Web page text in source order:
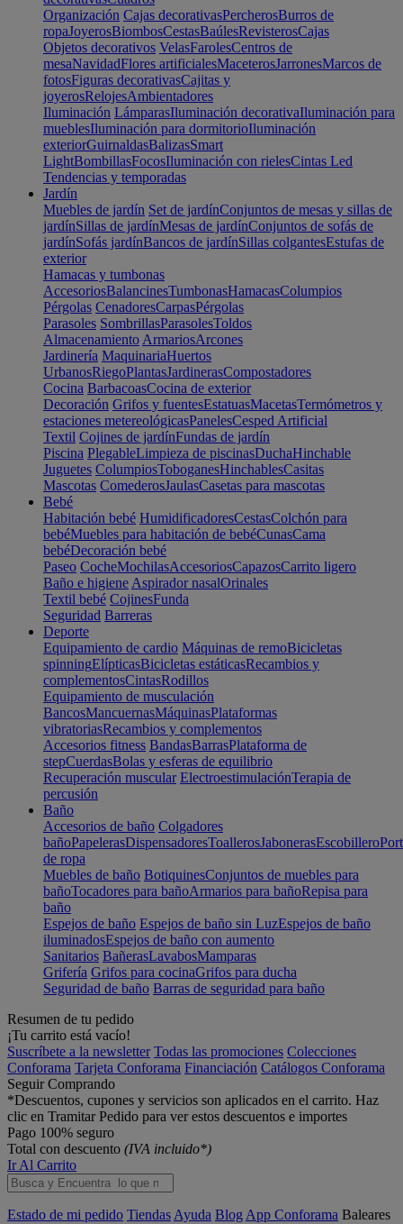
Organización Cajas decorativasPercherosBurros de
ropaJoyerosBiombosCestasBaúlesRevisterosCajas
Objetos decorativos VelasFarolesCentros de
mesaNavidadFlores artificialesMaceterosJarronesMarcos de
fotosFiguras decorativasCajitas y
joyerosRelojesAmbientadores
Iluminación LámparasIluminación decorativaIluminación para
mueblesIluminación para dormitorioIluminación
exteriorGuirnaldasBalizasSmart
LightBombillasFocosIluminación con rielesCintas Led
Tendencias y temporadas
Jardín
Muebles de jardín Set de jardínConjuntos de mesas y sillas de
jardínSillas de jardínMesas de jardínConjuntos de sofás de
jardínSofás jardínBancos de jardínSillas colgantesEstufas de
exterior
Hamacas y tumbonas
AccesoriosBalancinesTumbonasHamacasColumpios
Pérgolas CenadoresCarpasPérgolas
Parasoles SombrillasParasolesToldos
Almacenamiento ArmariosArcones
Jardinería MaquinariaHuertos
UrbanosRiegoPlantasJardinerasCompostadores
Cocina BarbacoasCocina de exterior
Decoración Grifos y fuentesEstatuasMacetasTermómetros y
estaciones metereológicasPanelesCesped Artificial
Textil Cojines de jardínFundas de jardín
Piscina PlegableLimpieza de piscinasDuchaHinchable
Juguetes ColumpiosToboganesHinchablesCasitas
Mascotas ComederosJaulasCasetas para mascotas
Bebé
Habitación bebé HumidificadoresCestasColchón para
bebéMuebles para habitación de bebéCunasCama
bebéDecoración bebé
Paseo CocheMochilasAccesoriosCapazosCarrito ligero
Baño e higiene Aspirador nasalOrinales
Textil bebé CojinesFunda
Seguridad Barreras
Deporte
Equipamiento de cardio Máquinas de remoBicicletas
spinningElípticasBicicletas estáticasRecambios y
complementosCintasRodillos
Equipamiento de musculación
BancosMancuernasMáquinasPlataformas
vibratoriasRecambios y complementos
Accesorios fitness BandasBarrasPlataforma de
stepCuerdasBolas y esferas de equilibrio
Recuperación muscular ElectroestimulaciónTerapia de
percusión
Baño
Accesorios de baño Colgadores
bañoPapelerasDispensadoresToallerosJabonerasEscobillero
de ropa
Muebles de baño BotiquinesConjuntos de muebles para
bañoTocadores para bañoArmarios para bañoRepisa para
baño
Espejos de baño Espejos de baño sin LuzEspejos de baño
iluminadosEspejos de baño con aumento
Sanitarios BañerasLavabosMamparas
Grifería Grifos para cocinaGrifos para ducha
Seguridad de baño Barras de seguridad para baño
Resumen de tu pedido
¡Tu carrito está vacío!
Suscríbete a la newsletter Todas las promociones Colecciones
Conforama Tarjeta Conforama Financiación Catálogos Conforama
Seguir Comprando
*Descuentos, cupones y servicios son aplicados en el carrito. Haz
clic en Tramitar Pedido para ver estos descuentos e importes
Pago 100% seguro
Total con descuento (IVA incluido*)
Ir Al Carrito
Estado de mi pedido Tiendas Ayuda Blog App Conforama Baleares